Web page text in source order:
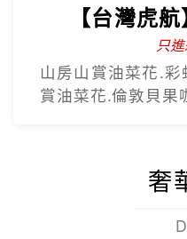
【台灣虎
只
山房山賞油菜花.
賞油菜花.倫敦貝果
奢